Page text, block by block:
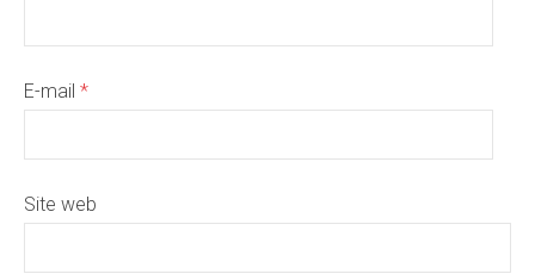
E-mail *
Site web